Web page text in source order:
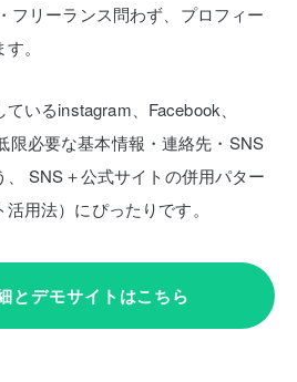
フリーランス問わず、プロフィー
。
いるinstagram、Facebook、
限必要な基本情報・連絡先・SNS
SNS＋公式サイトの併用パター
用法）にぴったりです。
とデモサイトはこちら